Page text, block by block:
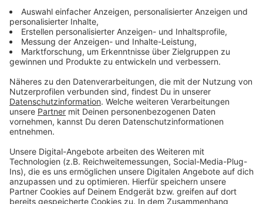
Oberbergische erreichen?Die wirkliche Abschaffung
der Straßenausbaubeiträge!
Als Kind war mein BerufswunschBürgermeister, weil
schon im Sachunterricht in der Grundschule
Heimatkunde mein Lieblingsthema war
Dieses Lied kann ich Wort für Wort mitsingen:Gute
Nacht Freunde von Reinhard Mey
Wenn ich nicht arbeite, findet man mich hier:
Garten zu Hause oder politisch unterwegs.
Wenn ich im Aufzug stecken bleibe, nutze ich die
Zeit so:Vermutlich die neuesten Nachrichten im